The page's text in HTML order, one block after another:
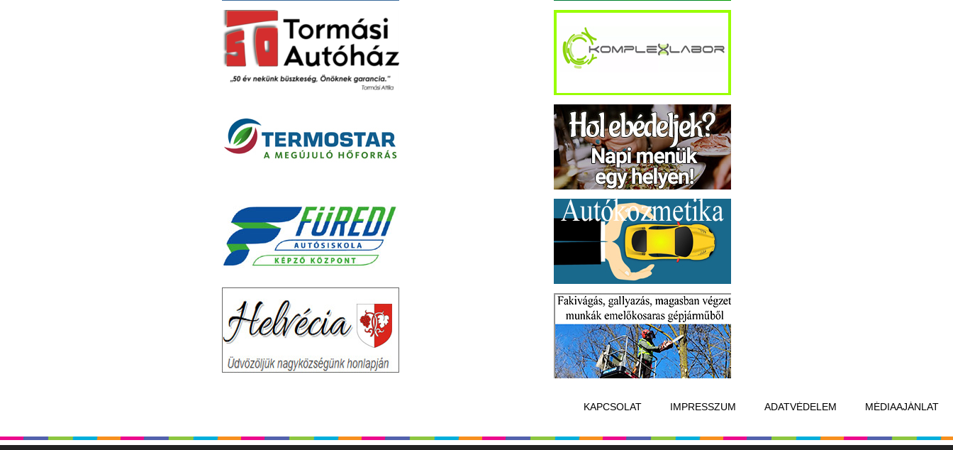
KAPCSOLAT IMPRESSZUM ADATVÉDELEM MÉDIAAJÁNLAT